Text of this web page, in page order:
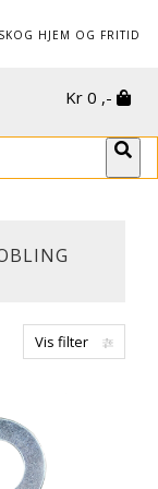
SKOG HJEM OG FRITID
Kr 0 ,-
Vis filter